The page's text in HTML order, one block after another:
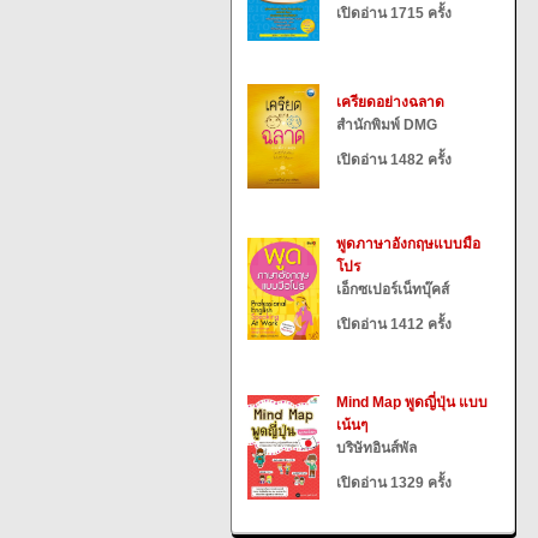
เปิดอ่าน 1715 ครั้ง
เครียดอย่างฉลาด
สำนักพิมพ์ DMG
เปิดอ่าน 1482 ครั้ง
พูดภาษาอังกฤษแบบมือ
โปร
เอ็กซเปอร์เน็ทบุ๊คส์
เปิดอ่าน 1412 ครั้ง
Mind Map พูดญี่ปุ่น แบบ
เน้นๆ
บริษัทอินส์พัล
เปิดอ่าน 1329 ครั้ง